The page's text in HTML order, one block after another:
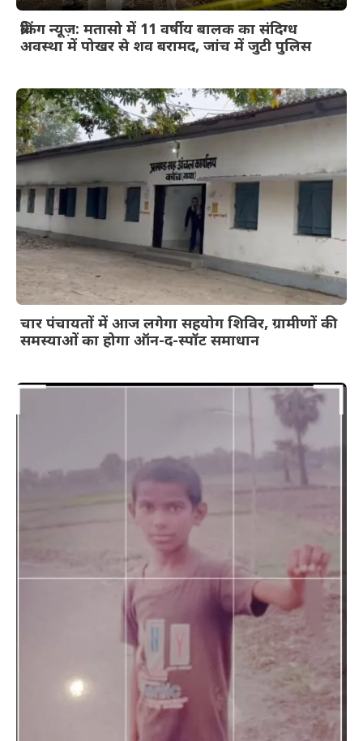
ब्रेकिंग न्यूज़: मतासो में 11 वर्षीय बालक का संदिग्ध
अवस्था में पोखर से शव बरामद, जांच में जुटी पुलिस
चार पंचायतों में आज लगेगा सहयोग शिविर, ग्रामीणों की
समस्याओं का होगा ऑन-द-स्पॉट समाधान